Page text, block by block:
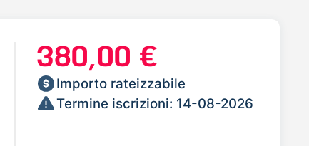
380,00 €
Importo rateizzabile
Termine iscrizioni: 14-08-2026